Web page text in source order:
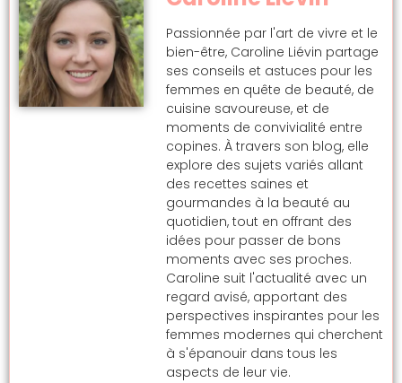
Passionnée par l'art de vivre et le
bien-être, Caroline Liévin partage
ses conseils et astuces pour les
femmes en quête de beauté, de
cuisine savoureuse, et de
moments de convivialité entre
copines. À travers son blog, elle
explore des sujets variés allant
des recettes saines et
gourmandes à la beauté au
quotidien, tout en offrant des
idées pour passer de bons
moments avec ses proches.
Caroline suit l'actualité avec un
regard avisé, apportant des
perspectives inspirantes pour les
femmes modernes qui cherchent
à s'épanouir dans tous les
aspects de leur vie.